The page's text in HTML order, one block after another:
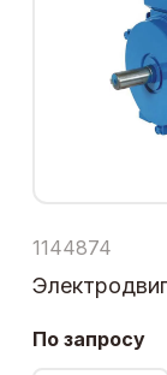
1144874
По запросу